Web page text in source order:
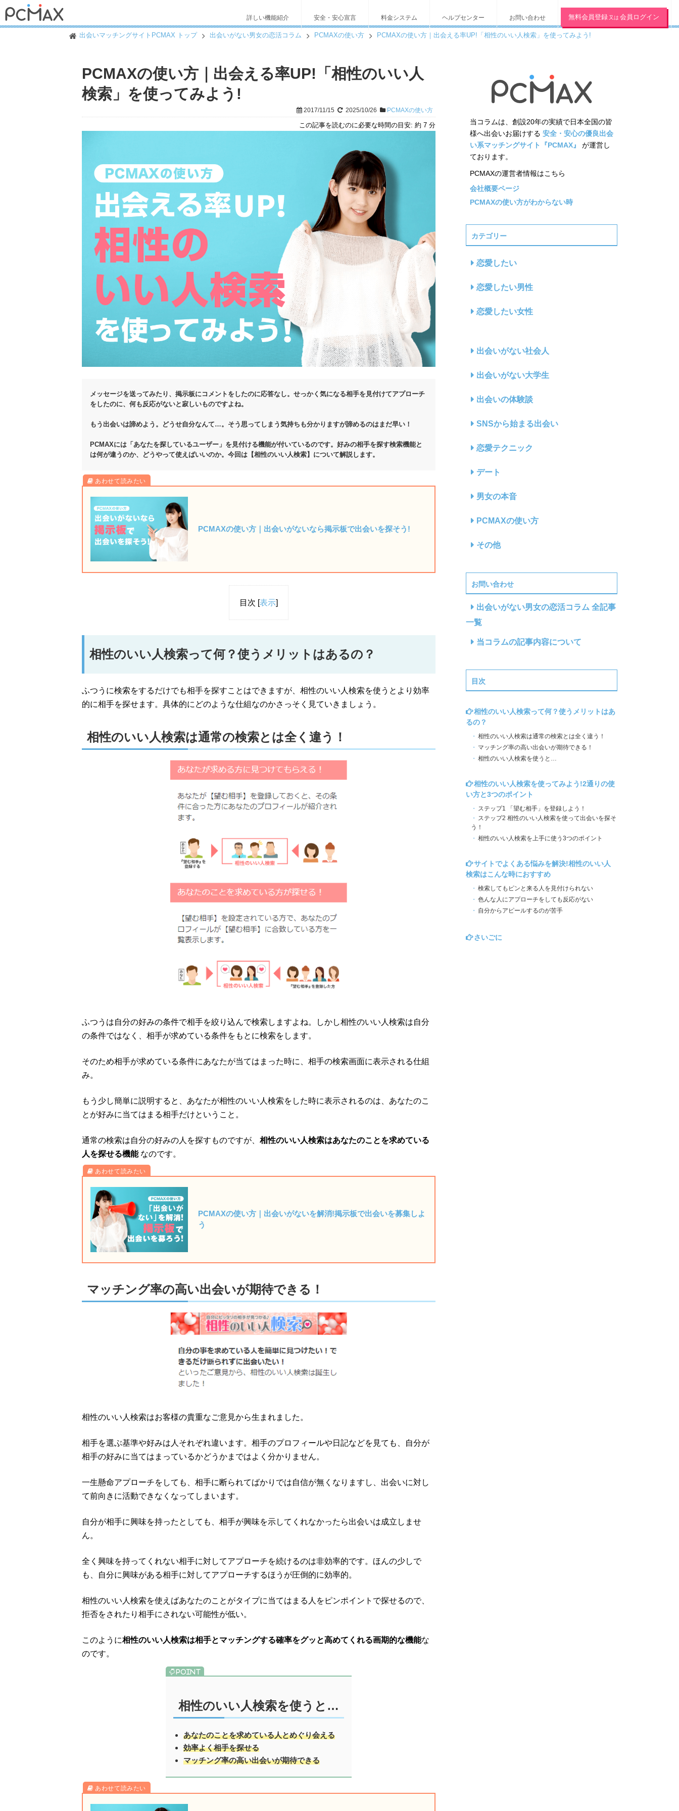
詳しい機能紹介 安全・安心宣言 料金システム ヘルプセンター お問い合わせ 無料会員登録 又は 会員ログイン
出会いマッチングサイトPCMAX トップ 出会いがない男女の恋活コラム PCMAXの使い方 PCMAXの使い方｜出会える率UP!「相性のいい人検索」を使ってみよう!
PCMAXの使い方｜出会える率UP!「相性のいい人
検索」を使ってみよう!
2017/11/15 2025/10/26 PCMAXの使い方
この記事を読むのに必要な時間の目安: 約 7 分
メッセージを送ってみたり、掲示板にコメントをしたのに応答なし。せっかく気になる相手を見付けてアプローチ
をしたのに、何も反応がないと寂しいものですよね。
もう出会いは諦めよう。どうせ自分なんて…。そう思ってしまう気持ちも分かりますが諦めるのはまだ早い！
PCMAXには「あなたを探しているユーザー」を見付ける機能が付いているのです。好みの相手を探す検索機能と
は何が違うのか、どうやって使えばいいのか。今回は【相性のいい人検索】について解説します。
PCMAXの使い方｜出会いがないなら掲示板で出会いを探そう!
目次 [表示]
相性のいい人検索って何？使うメリットはあるの？
ふつうに検索をするだけでも相手を探すことはできますが、相性のいい人検索を使うとより効率
的に相手を探せます。具体的にどのような仕組なのかさっそく見ていきましょう。
相性のいい人検索は通常の検索とは全く違う！
ふつうは自分の好みの条件で相手を絞り込んで検索しますよね。しかし相性のいい人検索は自分
の条件ではなく、相手が求めている条件をもとに検索をします。
そのため相手が求めている条件にあなたが当てはまった時に、相手の検索画面に表示される仕組
み。
もう少し簡単に説明すると、あなたが相性のいい人検索をした時に表示されるのは、あなたのこ
とが好みに当てはまる相手だけということ。
通常の検索は自分の好みの人を探すものですが、 相性のいい人検索はあなたのことを求めている
人を探せる機能なのです。
PCMAXの使い方｜出会いがないを解消!掲示板で出会いを募集しよ
う
マッチング率の高い出会いが期待できる！
相性のいい人検索はお客様の貴重なご意見から生まれました。
相手を選ぶ基準や好みは人それぞれ違います。相手のプロフィールや日記などを見ても、自分が
相手の好みに当てはまっているかどうかまではよく分かりません。
一生懸命アプローチをしても、相手に断られてばかりでは自信が無くなりますし、出会いに対し
て前向きに活動できなくなってしまいます。
自分が相手に興味を持ったとしても、相手が興味を示してくれなかったら出会いは成立しませ
ん。
全く興味を持ってくれない相手に対してアプローチを続けるのは非効率的です。ほんの少しで
も、自分に興味がある相手に対してアプローチするほうが圧倒的に効率的。
相性のいい人検索を使えばあなたのことがタイプに当てはまる人をピンポイントで探せるので、
拒否をされたり相手にされない可能性が低い。
このように相性のいい人検索は相手とマッチングする確率をグッと高めてくれる画期的な機能な
のです。
相性のいい人検索を使うと…
あなたのことを求めている人とめぐり会える
効率よく相手を探せる
マッチング率の高い出会いが期待できる
当コラムは、創設20年の実績で日本全国の皆
様へ出会いお届けする 安全・安心の優良出会
い系マッチングサイト『PCMAX』
が運営し
ております。
PCMAXの運営者情報はこちら
会社概要ページ
PCMAXの使い方がわからない時
カテゴリー
恋愛したい
恋愛したい男性
恋愛したい女性
出会いがない社会人
出会いがない大学生
出会いの体験談
SNSから始まる出会い
恋愛テクニック
デート
男女の本音
PCMAXの使い方
その他
お問い合わせ
出会いがない男女の恋活コラム 全記事
一覧
当コラムの記事内容について
目次
相性のいい人検索って何？使うメリットはあ
るの？
相性のいい人検索は通常の検索とは全く違う！
マッチング率の高い出会いが期待できる！
相性のいい人検索を使うと…
相性のいい人検索を使ってみよう!2通りの使
い方と3つのポイント
ステップ1 「望む相手」を登録しよう！
ステップ2 相性のいい人検索を使って出会いを探そ
う！
相性のいい人検索を上手に使う3つのポイント
サイトでよくある悩みを解決!相性のいい人
検索はこんな時におすすめ
検索してもピンと来る人を見付けられない
色んな人にアプローチをしても反応がない
自分からアピールするのが苦手
さいごに